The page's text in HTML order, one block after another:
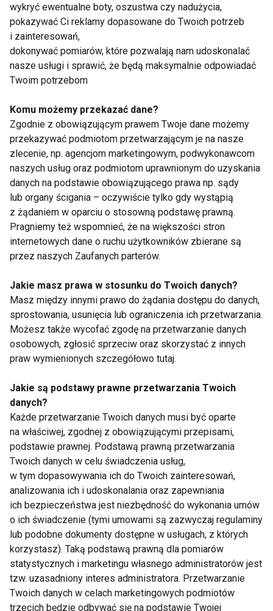
Sposób przygotowania:
1. Warzywa umyj i osusz, z fasolki odetnij końcówki.
Przełóż wszystko na głęboki talerz, delikatnie oprósz
solą i wstaw do steamera. Gotuj na średnim ogniu
przez około 10 minut (warzywa powinny zostać
lekko al dente).
2. W międzyczasie wymieszaj ze sobą wszystkie
składniki sosu.
3. Ugotowane warzywa posyp dymką i podawaj z
sosem.
Kalafior smażony w sosie żółte curry z
orzechami
Ilość porcji: 4
Poziom trudności: 1
Poziom ostrości: 1
Składniki:
600 ml Mleczka kokosowego 16-19% Kara
obranego i posiekanego korzenia imbiru
50 g Pasty curry żółtej Kanokwan
100 g ryżu jaśminowego
1 średniej wielkości kalafior
2 łyżki oleju kokosowego
1 średnia cebula pokrojona w piórka
1 małe opakowanie prażonych płatków migdałów
1 pęczek szczypiorku
Sposób przygotowania:
1. Kalafior pokrój w różyczki, zblanszuj w gorącej,
osolonej wodzie przez 5 minut, a następnie zahartuj
i osusz.
2. Na rozgrzany wok wlej olej kokosowy i podsmaż
wykryć ewentualne boty, oszustwa czy nadużycia,
pokazywać Ci reklamy dopasowane do Twoich potrzeb
i zainteresowań,
dokonywać pomiarów, które pozwalają nam udoskonalać
nasze usługi i sprawić, że będą maksymalnie odpowiadać
Twoim potrzebom
Komu możemy przekazać dane?
Zgodnie z obowiązującym prawem Twoje dane możemy
przekazywać podmiotom przetwarzającym je na nasze
zlecenie, np. agencjom marketingowym, podwykonawcom
naszych usług oraz podmiotom uprawnionym do uzyskania
danych na podstawie obowiązującego prawa np. sądy
lub organy ścigania – oczywiście tylko gdy wystąpią
z żądaniem w oparciu o stosowną podstawę prawną.
Pragniemy też wspomnieć, że na większości stron
internetowych dane o ruchu użytkowników zbierane są
przez naszych Zaufanych parterów.
Jakie masz prawa w stosunku do Twoich danych?
Masz między innymi prawo do żądania dostępu do danych,
sprostowania, usunięcia lub ograniczenia ich przetwarzania.
Możesz także wycofać zgodę na przetwarzanie danych
osobowych, zgłosić sprzeciw oraz skorzystać z innych
praw wymienionych szczegółowo tutaj.
Jakie są podstawy prawne przetwarzania Twoich
danych?
Każde przetwarzanie Twoich danych musi być oparte
na właściwej, zgodnej z obowiązującymi przepisami,
podstawie prawnej. Podstawą prawną przetwarzania
Twoich danych w celu świadczenia usług,
w tym dopasowywania ich do Twoich zainteresowań,
analizowania ich i udoskonalania oraz zapewniania
ich bezpieczeństwa jest niezbędność do wykonania umów
o ich świadczenie (tymi umowami są zazwyczaj regulaminy
lub podobne dokumenty dostępne w usługach, z których
korzystasz). Taką podstawą prawną dla pomiarów
statystycznych i marketingu własnego administratorów jest
tzw. uzasadniony interes administratora. Przetwarzanie
Twoich danych w celach marketingowych podmiotów
trzecich będzie odbywać się na podstawie Twojej